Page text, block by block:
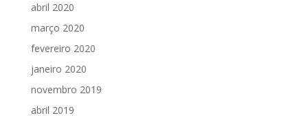
abril 2020
março 2020
fevereiro 2020
janeiro 2020
novembro 2019
abril 2019